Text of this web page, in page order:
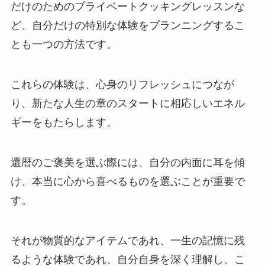
だけのためのプライベートクッキングレッスンな
ど、自分だけの特別な体験をプランニングするこ
とも一つの方法です。
これらの体験は、心身のリフレッシュにつなが
り、新たな人生の章のスタートに相応しいエネル
ギーをもたらします。
還暦のご褒美を選ぶ際には、自分の内面に耳を傾
け、本当に心から喜べるものを選ぶことが重要で
す。
それが物質的なアイテムであれ、一生の記憶に残
るような体験であれ、自分自身を深く理解し、こ